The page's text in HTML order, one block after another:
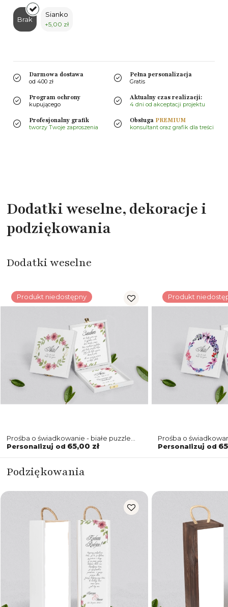
Brak
Sianko
+5,00 zł
Darmowa dostawa
od 400 zł
Pełna personalizacja
Gratis
Program ochrony
kupującego
Aktualny czas realizacji:
4 dni od akceptacji projektu
Profesjonalny grafik
tworzy Twoje zaproszenia
Obsługa PREMIUM
konsultant oraz grafik dla treści
Dodatki weselne, dekoracje i
podziękowania
Dodatki weselne
Produkt niedostępny
Prośba o świadkowanie - białe puzzle
Akwarelowe Wianki Motyw 6
Personalizuj od 65,00 zł
Produkt
Prośba o
Akwarelowe Wianki
Personalizuj od
Podziękowania